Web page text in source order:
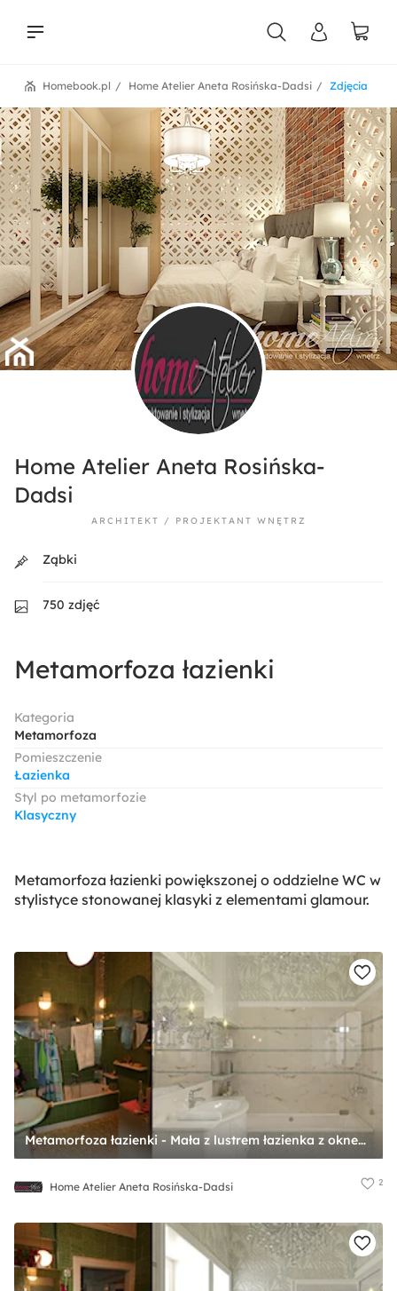
Zdjęcia
Home Atelier Aneta Rosińska-Dadsi
Homebook.pl
Home Atelier Aneta Rosińska-
Dadsi
ARCHITEKT / PROJEKTANT WNĘTRZ
Ząbki
750 zdjęć
Metamorfoza łazienki
Kategoria
Metamorfoza
Pomieszczenie
Łazienka
Styl po metamorfozie
Klasyczny
Metamorfoza łazienki powiększonej o oddzielne WC w
stylistyce stonowanej klasyki z elementami glamour.
Metamorfoza łazienki - Mała z lustrem łazienka z oknem, styl tradycyjny - zdjęcie od Home Atelier Aneta Rosińska-Dadsi
Home Atelier Aneta Rosińska-Dadsi 2